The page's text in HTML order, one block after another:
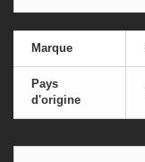
Marque
Pays
d'origine